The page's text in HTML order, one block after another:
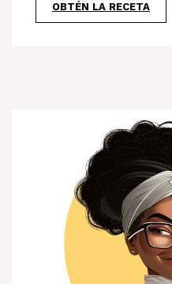
OBTÉN LA RECETA